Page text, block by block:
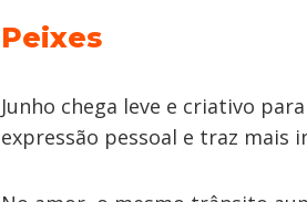
Peixes
Junho chega leve e criativo para
expressão pessoal e traz mais